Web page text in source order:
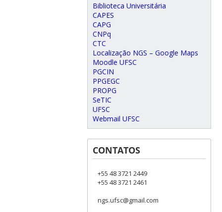
Biblioteca Universitária
CAPES
CAPG
CNPq
CTC
Localização NGS – Google Maps
Moodle UFSC
PGCIN
PPGEGC
PROPG
SeTIC
UFSC
Webmail UFSC
CONTATOS
+55 48 3721 2449
+55 48 3721 2461
ngs.ufsc@gmail.com